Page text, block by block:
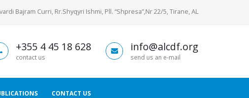
Bajram Curri, Rr.Shyqyri Ishmi, Pll. “Shpresa”,Nr 22/5, Tirane, AL
+355 4 45 18 628
contact us
info@alcdf.org
send us an e-mail
CONTACT US